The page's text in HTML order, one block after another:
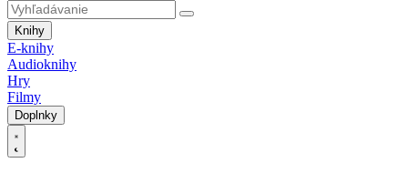
Knihy
E-knihy
Audioknihy
Hry
Filmy
Doplnky